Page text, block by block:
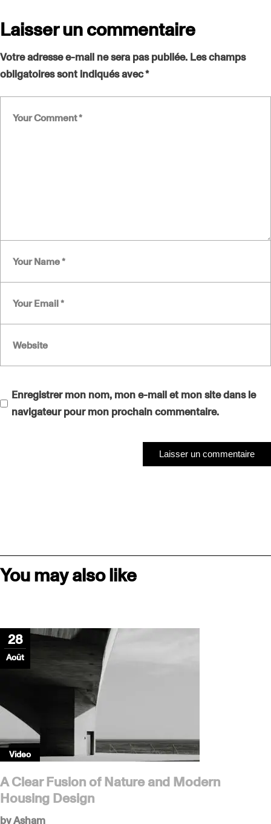
Laisser un commentaire
Votre adresse e-mail ne sera pas publiée. Les champs
obligatoires sont indiqués avec*
Enregistrer mon nom, mon e-mail et mon site dans le
navigateur pour mon prochain commentaire.
Laisser un commentaire
Laisser un commentaire
You may also like
28
Août
Video
A Clear Fusion of Nature and Modern
Housing Design
byAsham